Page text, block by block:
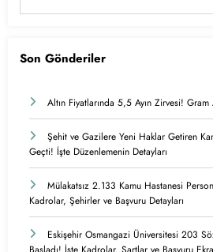
Son Gönderiler
Altın Fiyatlarında 5,5 Ayın Zirvesi! Gram
Şehit ve Gazilere Yeni Haklar Getiren
Geçti! İşte Düzenlemenin Detayları
Mülakatsız 2.133 Kamu Hastanesi
Kadrolar, Şehirler ve Başvuru Detayları
Eskişehir Osmangazi Üniversitesi 203